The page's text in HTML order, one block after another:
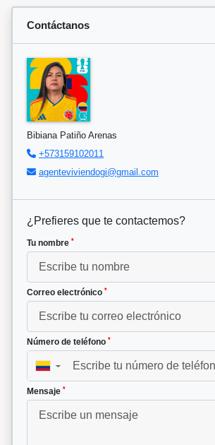
Contáctanos
Bibiana Patiño Arenas
+573159102011
agenteviviendogi@gmail.com
¿Prefieres que te contactemos?
Tu nombre *
Correo electrónico *
Número de teléfono *
▼
Mensaje *